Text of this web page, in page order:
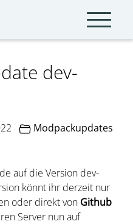
dev-
Modpackupdates
auf die Version dev-
könnt ihr derzeit nur
oder direkt von Github
Server nun auf